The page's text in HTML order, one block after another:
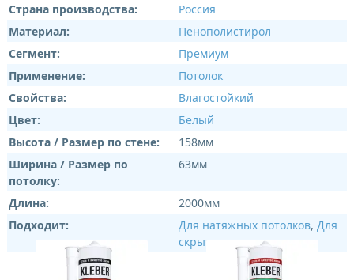
Страна производства:
Россия
Материал:
Пенополистирол
Сегмент:
Премиум
Применение:
Потолок
Свойства:
Влагостойкий
Цвет:
Белый
Высота / Размер по стене:
158мм
Ширина / Размер по
потолку:
63мм
Длина:
2000мм
Подходит:
Для натяжных потолков, Для
скрытого освещения